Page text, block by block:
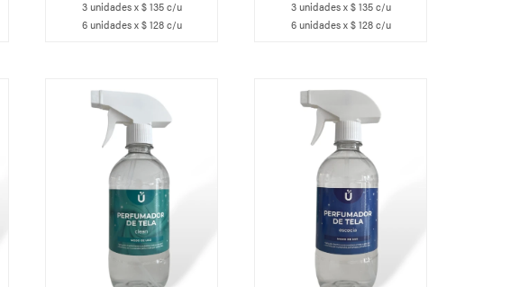
3 unidades x $ 135 c/u
6 unidades x $ 128 c/u
3 unidades x $ 135 c/u
6 unidades x $ 128 c/u